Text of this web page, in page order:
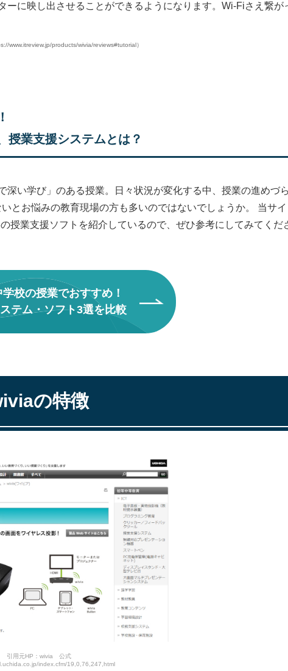
に映し出させることができるようになります。Wi-Fiさえ繋が
www.itreview.jp/products/wivia/reviews#tutorial）
授業支援システムとは？
い学び」のある授業。日々状況が変化する中、授業の進めづ
とお悩みの教育現場の方も多いのではないでしょうか。 当サ
業支援ソフトを紹介しているので、ぜひ参考にしてみてくだ
学校の授業でおすすめ！
テム・ソフト3選を比較
の特徴
引用元HP：wivia 公式
index.cfm/19,0,76,247,html